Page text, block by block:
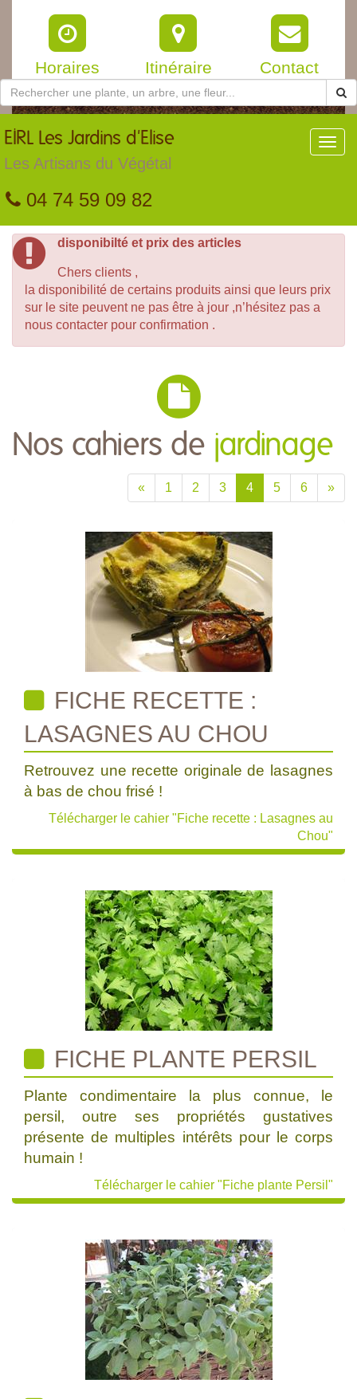
Horaires Itinéraire Contact
EIRL Les Jardins d'Elise
Les Artisans du Végétal
04 74 59 09 82
disponibilté et prix des articles
Chers clients ,
la disponibilité de certains produits ainsi que leurs prix
sur le site peuvent ne pas être à jour ,n’hésitez pas a
nous contacter pour confirmation .
Nos cahiers de jardinage
« 1 2 3 4 5 6 »
FICHE RECETTE :
LASAGNES AU CHOU
Retrouvez une recette originale de lasagnes
à bas de chou frisé !
Télécharger le cahier "Fiche recette : Lasagnes au
Chou"
FICHE PLANTE PERSIL
Plante condimentaire la plus connue, le
persil, outre ses propriétés gustatives
présente de multiples intérêts pour le corps
humain !
Télécharger le cahier "Fiche plante Persil"